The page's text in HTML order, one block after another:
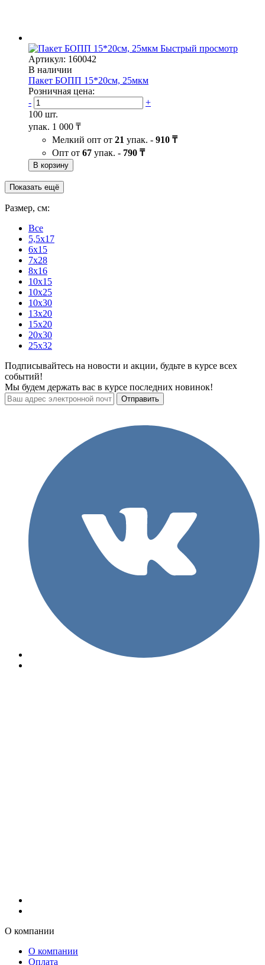
Быстрый просмотр
Артикул: 160042
В наличии
Пакет БОПП 15*20см, 25мкм
Розничная цена:
-
+
100 шт.
упак. 1 000 ₸
Мелкий опт от 21 упак. - 910 ₸
Опт от 67 упак. - 790 ₸
В корзину
Показать ещё
Размер, см:
Все
5,5x17
6x15
7x28
8x16
10x15
10x25
10x30
13x20
15x20
20x30
25x32
Подписывайтесь на новости и акции, будьте в курсе всех
событий!
Мы будем держать вас в курсе последних новинок!
О компании
О компании
Оплата